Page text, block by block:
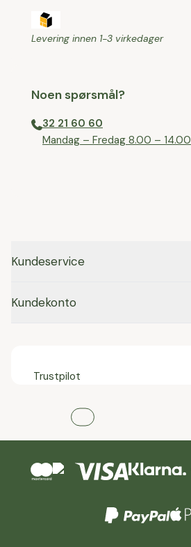
Levering innen 1-3 virkedager
Noen spørsmål?
32 21 60 60
⁠Mandag – Fredag 8.00 – 14.00
Kundeservice
Kundekonto
Trustpilot